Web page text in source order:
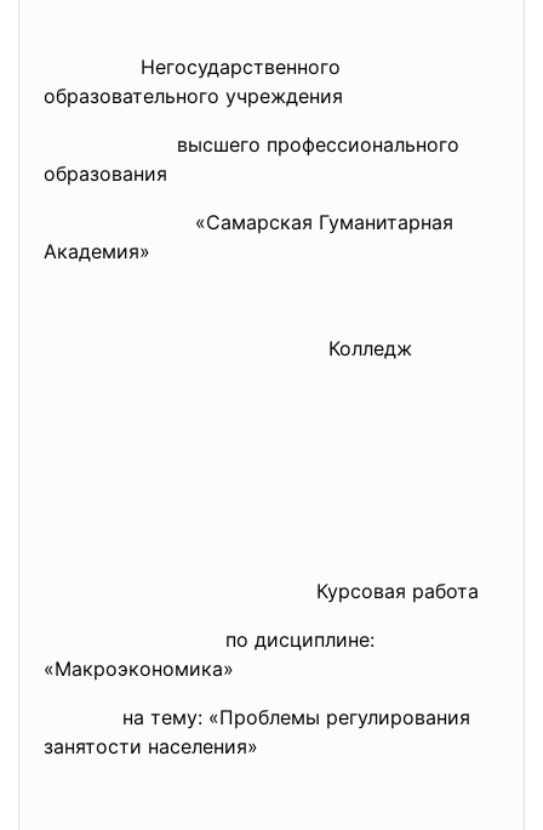
Негосударственного
образовательного учреждения
высшего профессионального
образования
«Самарская Гуманитарная
Академия»
Колледж
Курсовая работа
по дисциплине:
«Макроэкономика»
на тему: «Проблемы регулирования
занятости населения»